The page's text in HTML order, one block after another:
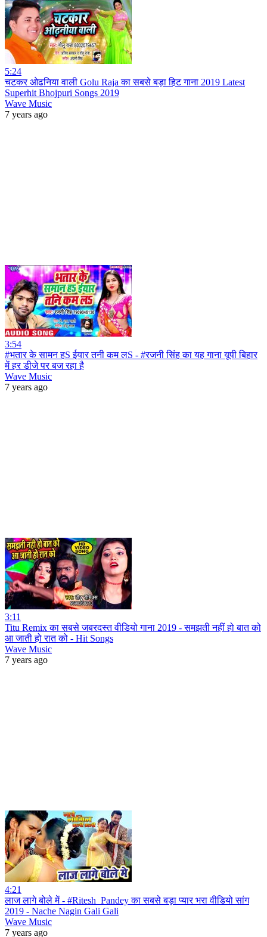
5:24
चटकर ओढनिया वाली Golu Raja का सबसे बड़ा हिट गाना 2019 Latest
Superhit Bhojpuri Songs 2019
Wave Music
7 years ago
3:54
#भतार के सामन हS ईयार तनी कम लS - #रजनी सिंह का यह गाना यूपी बिहार
में हर डीजे पर बज रहा है
Wave Music
7 years ago
3:11
Titu Remix का सबसे जबरदस्त वीडियो गाना 2019 - समझती नहीं हो बात को
आ जाती हो रात को - Hit Songs
Wave Music
7 years ago
4:21
लाज लागे बोले में - #Ritesh_Pandey का सबसे बड़ा प्यार भरा वीडियो सांग
2019 - Nache Nagin Gali Gali
Wave Music
7 years ago